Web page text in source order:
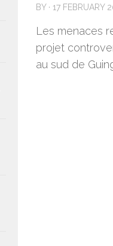
BY · 17 FEBRUARY
Les menaces
projet
au sud de